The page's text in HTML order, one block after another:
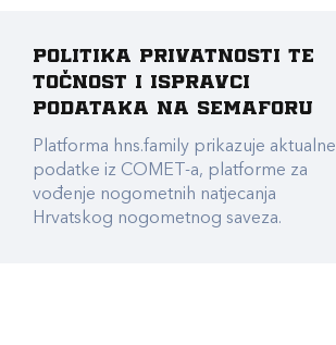
Politika privatnosti te
točnost i ispravci
podataka na Semaforu
Platforma hns.family prikazuje aktualne
podatke iz COMET-a, platforme za
vođenje nogometnih natjecanja
Hrvatskog nogometnog saveza.